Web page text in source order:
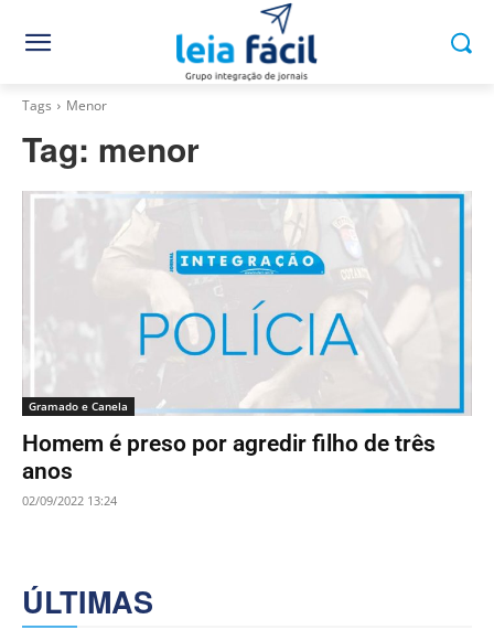
Tags Menor
Tag: menor
Gramado e Canela
Homem é preso por agredir filho de três
anos
02/09/2022 13:24
ÚLTIMAS